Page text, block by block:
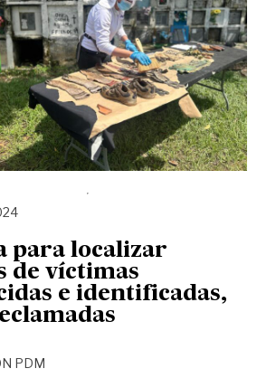
para localizar
de víctimas
e identificadas,
PDM